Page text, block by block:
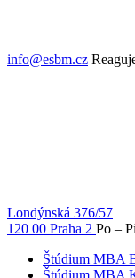
info@esbm.cz
Londýnská 376/57
120 00 Praha 2 Po –
Štúdium MBA
Štúdium MBA